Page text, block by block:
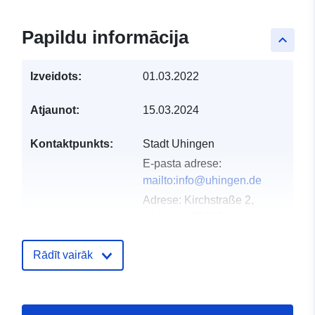
keyboard_arrow_up
Papildu informācija
Izveidots: 01.03.2022
Atjaunot: 15.03.2024
Kontaktpunkts:
Stadt Uhingen
E-pasta adrese:
mailto:info@uhingen.de
Adrese: Kirchstraße 2,
ieraksts:
2026
Rādīt vairāk